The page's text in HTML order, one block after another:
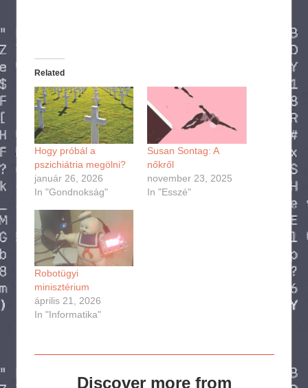
Related
Hogy próbál a
pszichiátria megölni?
január 26, 2026
In "Gondnokság"
Susan Sontag: A
nőkről
november 23, 2025
In "Esszé"
Robotügyi
minisztérium
április 21, 2026
In "Informatika"
Discover more from